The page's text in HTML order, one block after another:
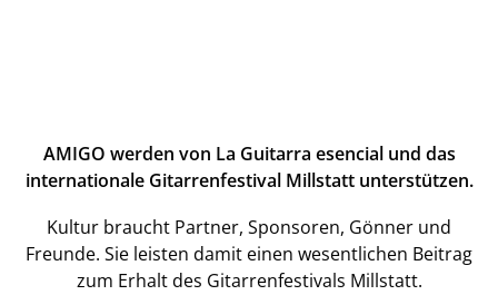
AMIGO werden von La Guitarra esencial und das
internationale Gitarrenfestival Millstatt unterstützen.
Kultur braucht Partner, Sponsoren, Gönner und
Freunde. Sie leisten damit einen wesentlichen Beitrag
zum Erhalt des Gitarrenfestivals Millstatt.